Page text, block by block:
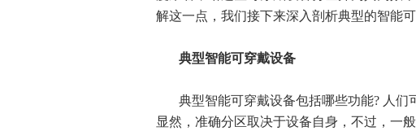
解这一点，我们接下来深入剖析典型的智能可
典型智能可穿戴设备
典型智能可穿戴设备包括哪些功能? 人们
显然，准确分区取决于设备自身，不过，一